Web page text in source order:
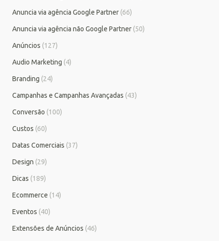
Anuncia via agência Google Partner (66)
Anuncia via agência não Google Partner (50)
Anúncios (127)
Audio Marketing (4)
Branding (24)
Campanhas e Campanhas Avançadas (43)
Conversão (100)
Custos (60)
Datas Comerciais (37)
Design (29)
Dicas (189)
Ecommerce (14)
Eventos (40)
Extensões de Anúncios (46)